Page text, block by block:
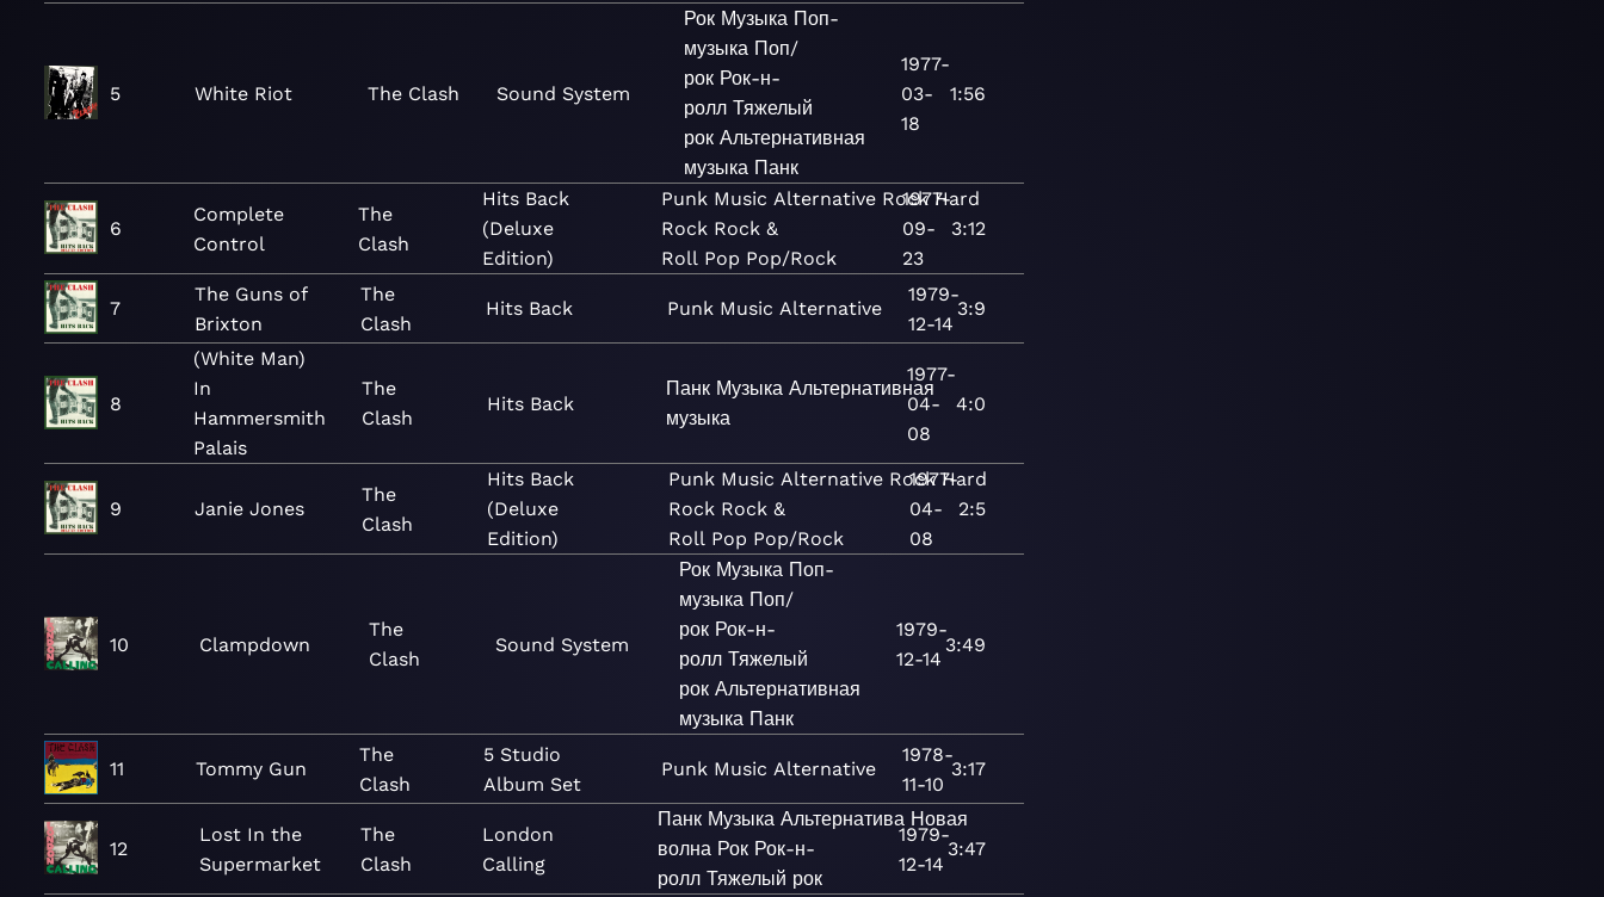
5 White Riot The Clash Sound System
Рок Музыка Поп-
музыка Поп/
рок Рок-н-
ролл Тяжелый
рок Альтернативная
музыка Панк
1977-
03-
18
1:56
6
Complete
Control
The
Clash
Hits Back
(Deluxe
Edition)
Punk Music Alternative Rock Hard
Rock Rock &
Roll Pop Pop/Rock
1977-
09-
23
3:12
7
The Guns of
Brixton
The
Clash
Hits Back Punk Music Alternative
1979-
12-14
3:9
8
(White Man)
In
Hammersmith
Palais
The
Clash
Hits Back
Панк Музыка Альтернативная
музыка
1977-
04-
08
4:0
9 Janie Jones
The
Clash
Hits Back
(Deluxe
Edition)
Punk Music Alternative Rock Hard
Rock Rock &
Roll Pop Pop/Rock
1977-
04-
08
2:5
10 Clampdown
The
Clash
Sound System
Рок Музыка Поп-
музыка Поп/
рок Рок-н-
ролл Тяжелый
рок Альтернативная
музыка Панк
1979-
12-14
3:49
11 Tommy Gun
The
Clash
5 Studio
Album Set
Punk Music Alternative
1978-
11-10
3:17
12
Lost In the
Supermarket
The
Clash
London
Calling
Панк Музыка Альтернатива Новая
волна Рок Рок-н-
ролл Тяжелый рок
1979-
12-14
3:47